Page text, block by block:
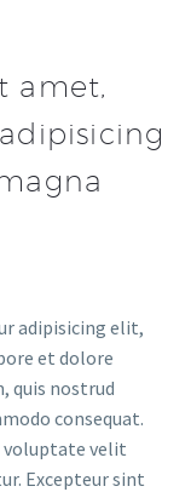
amet,
adipisicing elit,
et dolore
quis nostrud
consequat.
voluptate velit
Excepteur sint